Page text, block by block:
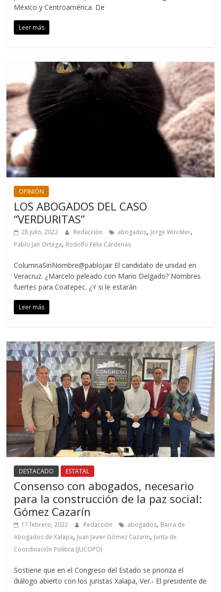
México y Centroamérica. De
Leer más
OPINIÓN
LOS ABOGADOS DEL CASO
“VERDURITAS”
28 julio, 2022 Redacción abogados, Jorge Winckler,
Pablo Jaír Ortega, Rodolfo Félix Cárdenas
ColumnaSinNombre@pablojair El candidato de unidad en
Veracruz. ¿Marcelo peleado con Mario Delgado? Nombres
fuertes para Coatepec. ¿Y si le estarán
Leer más
DESTACADO ESTATAL
Consenso con abogados, necesario
para la construcción de la paz social:
Gómez Cazarín
17 febrero, 2022 Redacción abogados, Barra de
Abogados de Xalapa, Juan Javier Gómez Cazarín, Junta de
Coordinación Política (JUCOPO)
Sostiene que en el Congreso del Estado se prioriza el
diálogo abierto con los juristas Xalapa, Ver.- El presidente de